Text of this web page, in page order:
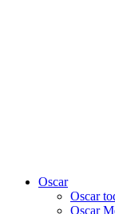
Oscar
Oscar
Oscar